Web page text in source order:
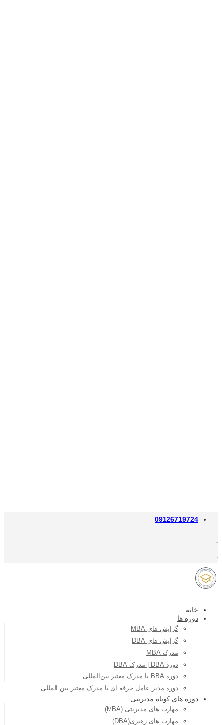
09126719724
خانه
دوره ها
گرایش های MBA
گرایش های DBA
مدرک MBA
دوره DBA | مدرک DBA
دوره BBA با مدرک معتبر بین‌المللی
دوره مدیر عامل حرفه ای با مدرک معتبر بین المللی
دوره های کوتاه مدیریتی
مهارت های مدیریتی (MBA)
مهارت های رهبری(DBA)